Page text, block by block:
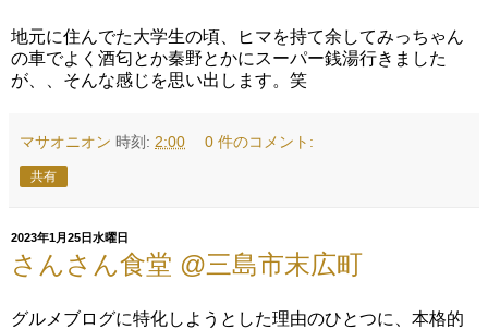
地元に住んでた大学生の頃、ヒマを持て余してみっちゃん
の車でよく酒匂とか秦野とかにスーパー銭湯行きました
が、、そんな感じを思い出します。笑
マサオニオン 時刻: 2:00 0 件のコメント:
共有
2023年1月25日水曜日
さんさん食堂 @三島市末広町
グルメブログに特化しようとした理由のひとつに、本格的